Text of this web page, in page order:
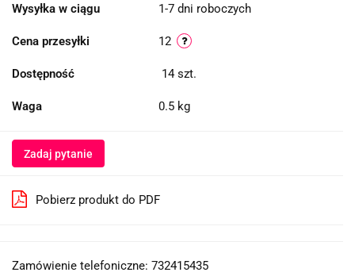
Wysyłka w ciągu 1-7 dni roboczych
Cena przesyłki 12
Dostępność 14 szt.
Waga 0.5 kg
Zadaj pytanie
Pobierz produkt do PDF
Zamówienie telefoniczne: 732415435